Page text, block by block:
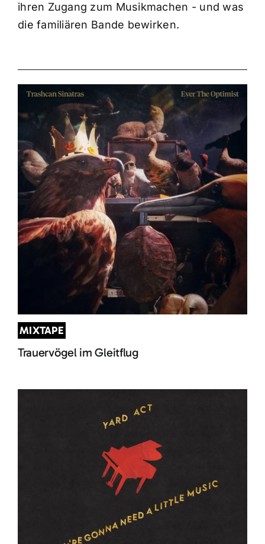
ihren Zugang zum Musikmachen - und was
die familiären Bande bewirken.
MIXTAPE
Trauervögel im Gleitflug